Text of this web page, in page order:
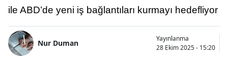
ile ABD’de yeni iş bağlantıları kurmayı hedefliyor
Nur Duman
Yayınlanma
28 Ekim 2025 - 15:20